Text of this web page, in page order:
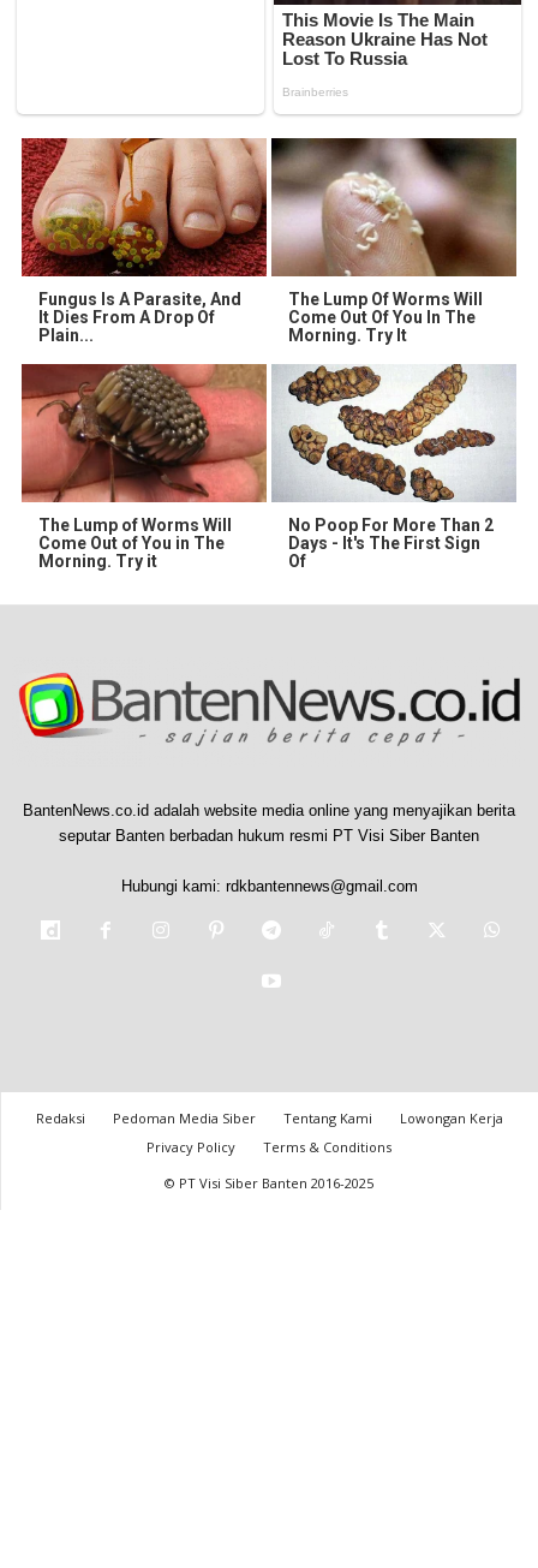
Fungus Is A Parasite, And
It Dies From A Drop Of
Plain...
The Lump Of Worms Will
Come Out Of You In The
Morning. Try It
The Lump of Worms Will
Come Out of You in The
Morning. Try it
No Poop For More Than 2
Days - It's The First Sign
Of
BantenNews.co.id adalah website media online yang menyajikan berita
seputar Banten berbadan hukum resmi PT Visi Siber Banten
Hubungi kami: rdkbantennews@gmail.com
Redaksi Pedoman Media Siber Tentang Kami
Lowongan Kerja
Privacy Policy
Terms & Conditions
© PT Visi Siber Banten 2016-2025